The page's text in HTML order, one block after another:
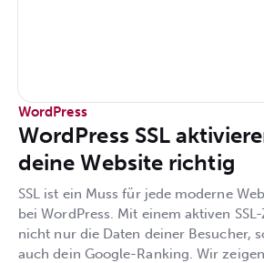
WordPress
WordPress SSL
deine Website richtig
SSL ist ein Muss für jede moderne
bei WordPress. Mit einem aktiven
nicht nur die Daten deiner Besucher,
auch dein Google-Ranking. Wir zeigen